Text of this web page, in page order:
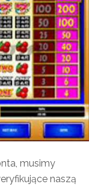
musimy
naszą